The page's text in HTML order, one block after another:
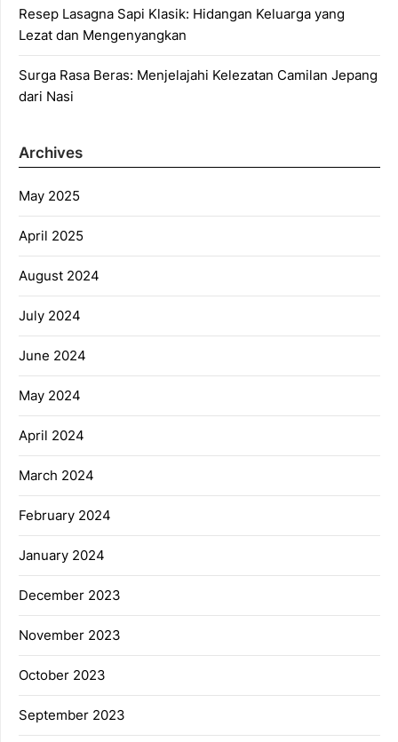
Resep Lasagna Sapi Klasik: Hidangan Keluarga yang
Lezat dan Mengenyangkan
Surga Rasa Beras: Menjelajahi Kelezatan Camilan Jepang
dari Nasi
Archives
May 2025
April 2025
August 2024
July 2024
June 2024
May 2024
April 2024
March 2024
February 2024
January 2024
December 2023
November 2023
October 2023
September 2023